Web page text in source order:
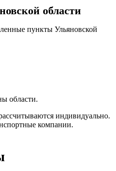
области
пункты Ульяновской
области.
индивидуально.
компании.